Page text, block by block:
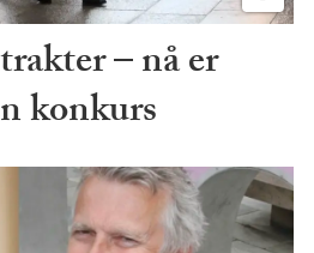
– nå er
konkurs